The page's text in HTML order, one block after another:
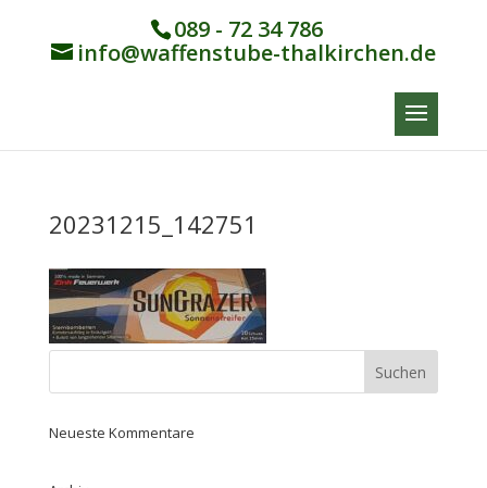
089 - 72 34 786
info@waffenstube-thalkirchen.de
20231215_142751
Neueste Kommentare